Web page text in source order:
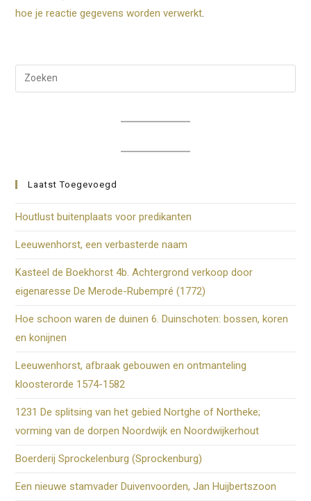
hoe je reactie gegevens worden verwerkt.
op
Laatst Toegevoegd
Houtlust buitenplaats voor predikanten
Leeuwenhorst, een verbasterde naam
Kasteel de Boekhorst 4b. Achtergrond verkoop door
eigenaresse De Merode-Rubempré (1772)
Hoe schoon waren de duinen 6. Duinschoten: bossen, koren
en konijnen
Leeuwenhorst, afbraak gebouwen en ontmanteling
kloosterorde 1574-1582
1231 De splitsing van het gebied Nortghe of Northeke;
vorming van de dorpen Noordwijk en Noordwijkerhout
Boerderij Sprockelenburg (Sprockenburg)
Een nieuwe stamvader Duivenvoorden, Jan Huijbertszoon